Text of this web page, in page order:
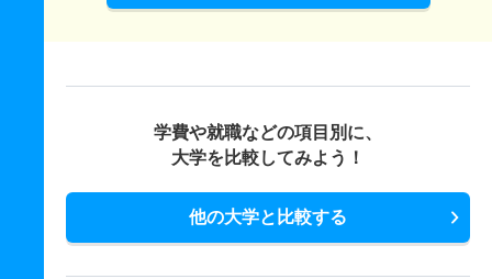
学費や就職などの項目別に、
大学を比較してみよう！
他の大学と比較する